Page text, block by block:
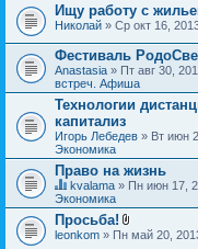
Ищу работу с
Николай » Ср окт 16,
Фестиваль
Anastasia » Пт авг 30,
встреч. Афиша
Технологии
капитализ
Игорь Лебедев » Вт июн
Экономика
Право на жизнь
Д
а
н
н
kvalama » Пн июн 17,
Экономика
Просьба!
В
leonkom » Пн май 20,